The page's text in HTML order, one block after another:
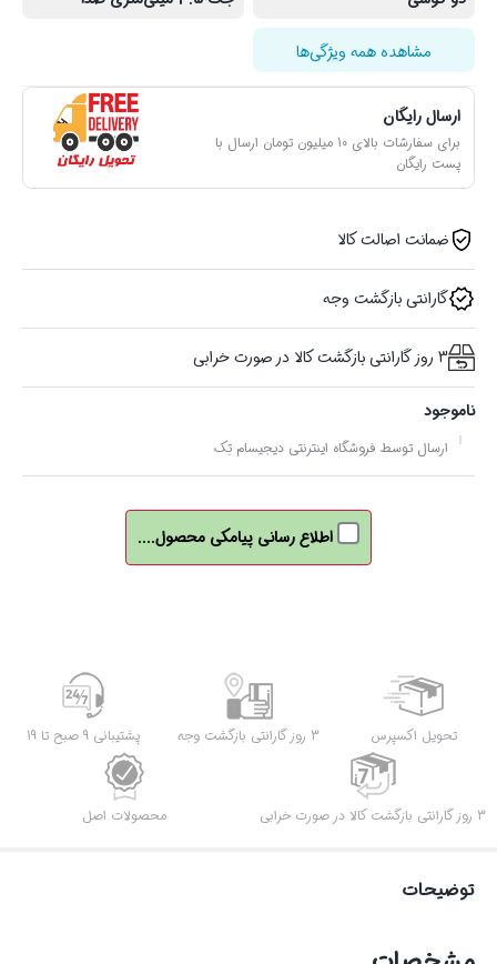
مشاهده همه ویژگی‌ها
ارسال رایگان
برای سفارشات بالای 10 میلیون تومان ارسال با
پست رایگان
ضمانت اصالت کالا
گارانتی بازگشت وجه
3 روز گارانتی بازگشت کالا در صورت خرابی
ناموجود
ارسال توسط فروشگاه اینترنتی دیجیسام تِک
اطلاع رسانی پیامکی محصول....
تحویل اکسپرس 3 روز گارانتی بازگشت وجه پشتیبانی 9 صبح تا 19
3 روز گارانتی بازگشت کالا در صورت خرابی محصولات اصل
توضیحات